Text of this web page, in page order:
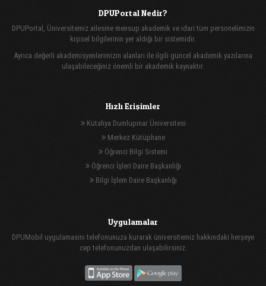
DPUPortal Nedir?
DPUPortal, Üniversitemiz ailesine mensup akademik ve idari tüm personelimizin
kişisel bilgilerinin yer aldığı bir sistemidir.
Ayrıca değerli akademisyenlerimizin alanları ile ilgili güncel akademik yazılarına
ulaşabileceğiniz önemli bir akademik kaynaktır.
Hızlı Erişimler
Kütahya Dumlupınar Üniversitesi
Merkez Kütüphane
Öğrenci Bilgi Sistemi
Öğrenci İşleri Daire Başkanlığı
Bilgi İşlem Daire Başkanlığı
Uygulamalar
DPUMobil uygulamasını telefonunuza kurarak üniversitemiz hakkındaki herşeye
cep telefonunuzdan ulaşabilirsiniz.